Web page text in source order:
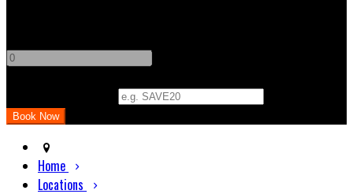
Home
Locations